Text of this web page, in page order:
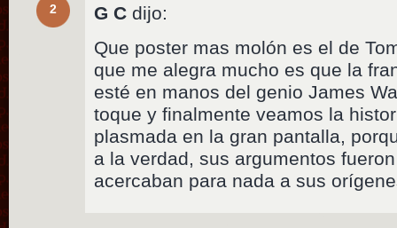
2 G C dijo:
Que poster mas molón es el de
que me alegra mucho es que la
esté en manos del genio James
toque y finalmente veamos la
plasmada en la gran pantalla,
a la verdad, sus argumentos
acercaban para nada a sus